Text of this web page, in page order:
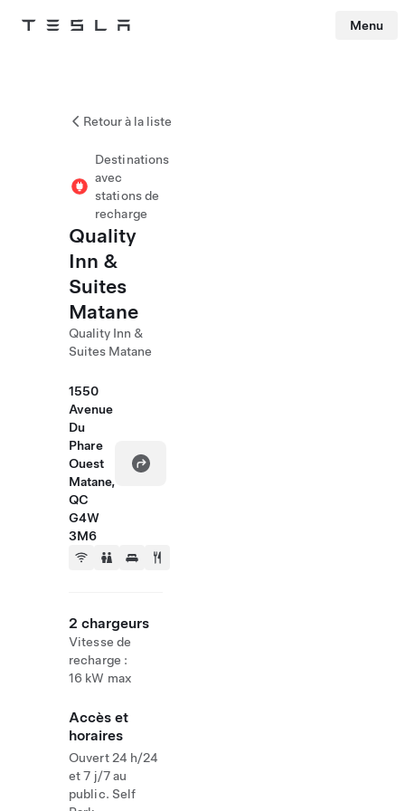
Tesla Menu
Retour à la liste
Destinations
avec
stations de
recharge
Quality
Inn &
Suites
Matane
Quality Inn &
Suites Matane
1550
Avenue
Du
Phare
Ouest
Matane,
QC
G4W
3M6
2 chargeurs
Vitesse de
recharge :
16 kW max
Accès et
horaires
Ouvert 24 h/24
et 7 j/7 au
public. Self